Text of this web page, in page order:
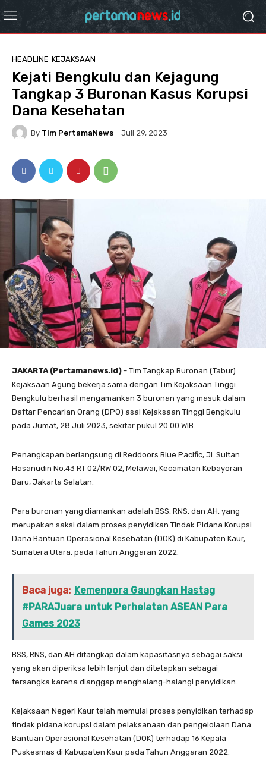
HEADLINE KEJAKSAAN
Kejati Bengkulu dan Kejagung
Tangkap 3 Buronan Kasus Korupsi
Dana Kesehatan
By Tim PertamaNews Juli 29, 2023
JAKARTA (Pertamanews.id)– Tim Tangkap Buronan (Tabur)
Kejaksaan Agung bekerja sama dengan Tim Kejaksaan Tinggi
Bengkulu berhasil mengamankan 3 buronan yang masuk dalam
Daftar Pencarian Orang (DPO) asal Kejaksaan Tinggi Bengkulu
pada Jumat, 28 Juli 2023, sekitar pukul 20:00 WIB.
Penangkapan berlangsung di Reddoors Blue Pacific, Jl. Sultan
Hasanudin No.43 RT 02/RW 02, Melawai, Kecamatan Kebayoran
Baru, Jakarta Selatan.
Para buronan yang diamankan adalah BSS, RNS, dan AH, yang
merupakan saksi dalam proses penyidikan Tindak Pidana Korupsi
Dana Bantuan Operasional Kesehatan (DOK) di Kabupaten Kaur,
Sumatera Utara, pada Tahun Anggaran 2022.
Baca juga: Kemenpora Gaungkan Hastag
#PARAJuara untuk Perhelatan ASEAN Para
Games 2023
BSS, RNS, dan AH ditangkap dalam kapasitasnya sebagai saksi
yang akan diperiksa lebih lanjut dan ditetapkan sebagai
tersangka karena dianggap menghalang-halangi penyidikan.
Kejaksaan Negeri Kaur telah memulai proses penyidikan terhadap
tindak pidana korupsi dalam pelaksanaan dan pengelolaan Dana
Bantuan Operasional Kesehatan (DOK) terhadap 16 Kepala
Puskesmas di Kabupaten Kaur pada Tahun Anggaran 2022.